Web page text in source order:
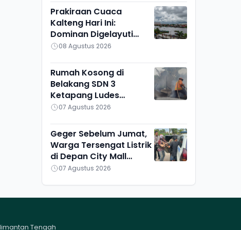
Prakiraan Cuaca
Kalteng Hari Ini:
Dominan Digelayuti
Awan, Hanya Pulang
08 Agustus 2026
Rumah Kosong di
Belakang SDN 3
Ketapang Ludes
Terbakar, Penyebab
07 Agustus 2026
Geger Sebelum Jumat,
Warga Tersengat Listrik
di Depan City Mall
Sampit
07 Agustus 2026
Tengah